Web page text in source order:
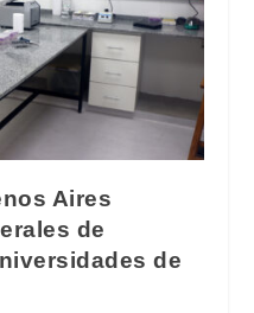
Aires
de
de